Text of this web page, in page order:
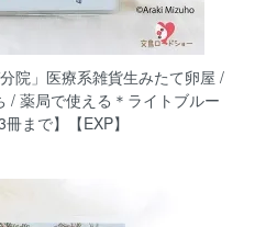
院」医療系雑貨生みたて卵屋 /
/ 薬局で使える＊ライトブルー
冊まで】【EXP】